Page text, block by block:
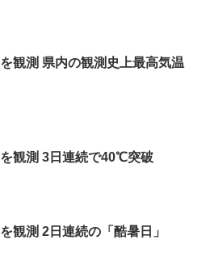
観測 県内の観測史上最高気温
観測 3日連続で40℃突破
観測 2日連続の「酷暑日」